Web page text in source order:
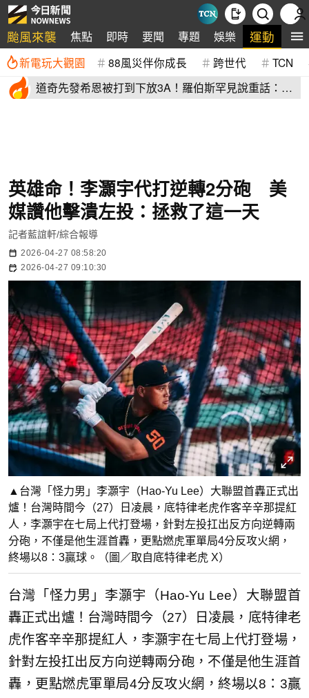
颱風來襲 焦點 即時 要聞 專題 娛樂 運動 全
新電玩大觀園 88風災伴你成長 跨世代 TCN
道奇先發希恩被打到下放3A！羅伯斯罕見說重話：他
英雄命！李灝宇代打逆轉2分砲 美
媒讚他擊潰左投：拯救了這一天
記者藍誼軒/綜合報導
2026-04-27 08:58:20
2026-04-27 09:10:30
▲台灣「怪力男」李灝宇（Hao-Yu Lee）大聯盟首轟正式出
爐！台灣時間今（27）日凌晨，底特律老虎作客辛辛那提紅
人，李灝宇在七局上代打登場，針對左投扛出反方向逆轉兩
分砲，不僅是他生涯首轟，更點燃虎軍單局4分反攻火網，
終場以8：3贏球。（圖／取自底特律老虎 X）
台灣「怪力男」李灝宇（Hao-Yu Lee）大聯盟首
轟正式出爐！台灣時間今（27）日凌晨，底特律老
虎作客辛辛那提紅人，李灝宇在七局上代打登場，
針對左投扛出反方向逆轉兩分砲，不僅是他生涯首
轟，更點燃虎軍單局4分反攻火網，終場以8：3贏